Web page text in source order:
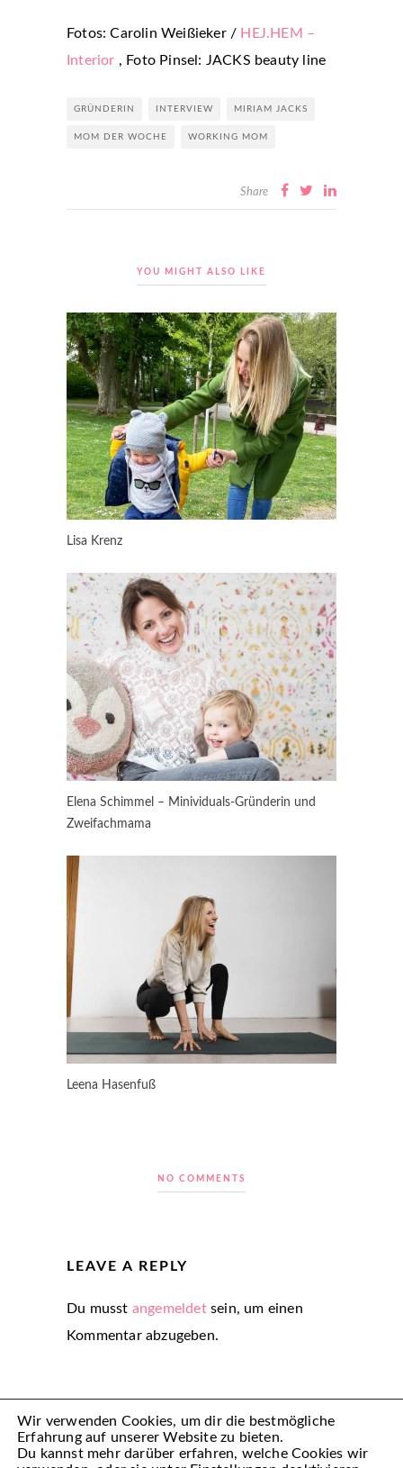
Fotos: Carolin Weißieker / HEJ.HEM –
Interior , Foto Pinsel: JACKS beauty line
GRÜNDERIN INTERVIEW MIRIAM JACKS
MOM DER WOCHE WORKING MOM
Share
YOU MIGHT ALSO LIKE
Lisa Krenz
Elena Schimmel – Minividuals-Gründerin und
Zweifachmama
Leena Hasenfuß
NO COMMENTS
LEAVE A REPLY
Du musst angemeldetsein, um einen
Kommentar abzugeben.
Wir verwenden Cookies, um dir die bestmögliche
Erfahrung auf unserer Website zu bieten.
Du kannst mehr darüber erfahren, welche Cookies wir